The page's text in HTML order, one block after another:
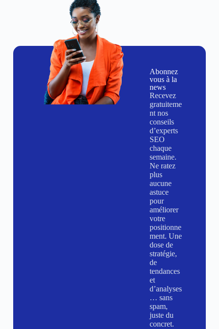
Abonnez
vous à la
news
Recevez
gratuiteme
nt nos
conseils
d’experts
SEO
chaque
semaine.
Ne ratez
plus
aucune
astuce
pour
améliorer
votre
positionne
ment. Une
dose de
stratégie,
de
tendances
et
d’analyses
… sans
spam,
juste du
concret.